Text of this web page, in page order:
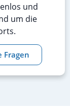
und
um die
Fragen